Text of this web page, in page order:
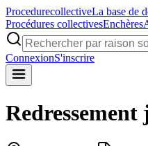
ProcedurecollectiveLa base de
Procédures collectivesEnchères
ConnexionS'inscrire